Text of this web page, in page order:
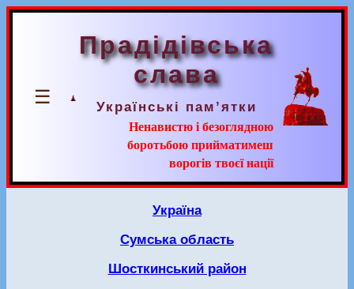
☰
Прадідівська
слава
Українські пам’ятки
Ненавистю і безоглядною
боротьбою прийматимеш
ворогів твоєї нації
Україна
Сумська область
Шосткинський район